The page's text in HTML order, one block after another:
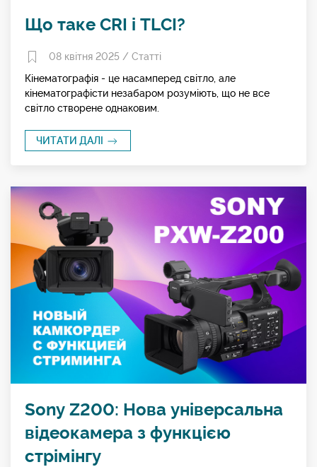
Що таке CRI і TLCI?
08 квітня 2025 / Статті
Кінематографія - це насамперед світло, але
кінематографісти незабаром розуміють, що не все
світло створене однаковим.
ЧИТАТИ ДАЛІ
Sony Z200: Нова універсальна
відеокамера з функцією
стрімінгу